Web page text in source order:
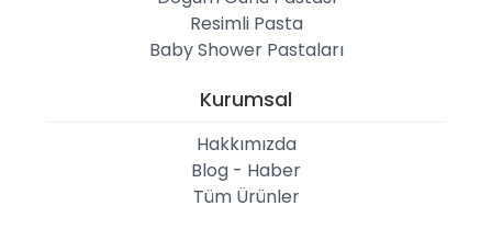
Resimli Pasta
Baby Shower Pastaları
Kurumsal
Hakkımızda
Blog - Haber
Tüm Ürünler